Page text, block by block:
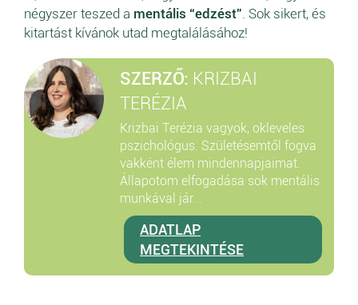
négyszer teszed a mentális “edzést” . Sok sikert, és
kitartást kívánok utad megtalálásához!
SZERZŐ: KRIZBAI
TERÉZIA
Krizbai Terézia vagyok, okleveles
pszichológus. Születésemtől fogva
vakként élem mindennapjaimat.
Állapotom elfogadása sok mentális
munkával jár...
ADATLAP
MEGTEKINTÉSE